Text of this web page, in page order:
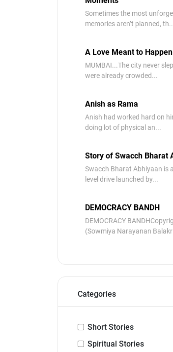
Sometimes the most
memories aren’t planned,
A Love Meant to Happen
MUMBAI...The city never
were already crowded...
Anish as Rama
Anish had worked hard on
doing lot of physical an...
Story of Swacch Bharat
Swacch Bharat Abhiyaan is
level drive launched by...
DEMOCRACY BANDH
DEMOCRACY
(Sowmiya Narayanan
Categories
Short Stories
Spiritual Stories